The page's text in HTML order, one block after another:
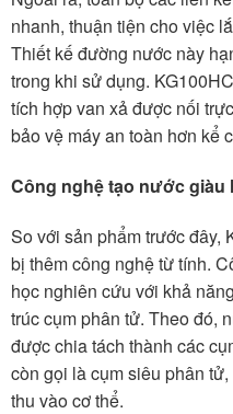
nhanh, thuận tiện cho việc
Thiết kế đường nước này
trong khi sử dụng.
tích hợp van xả được nối
bảo vệ máy an toàn hơn kể
Công nghệ tạo nước giàu
So với sản phẩm trước đây,
bị thêm công nghệ từ tính.
học nghiên cứu với khả
trúc cụm phân tử. Theo đó,
được chia tách thành các
còn gọi là cụm siêu phân
thu vào cơ thể.